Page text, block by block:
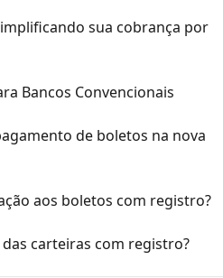
sua cobrança por
Bancos Convencionais
de boletos na nova
aos boletos com registro?
carteiras com registro?